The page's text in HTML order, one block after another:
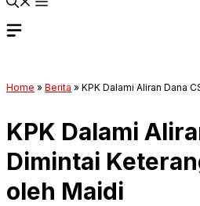
Home » Berita » KPK Dalami Aliran Dana
KPK Dalami
Dimintai
oleh Maidi